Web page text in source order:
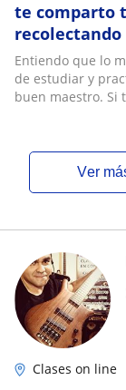
te comparto
recolectando
tocando,
Entiendo que lo
de estudiar y
buen maestro. Si
ver
Clases on line